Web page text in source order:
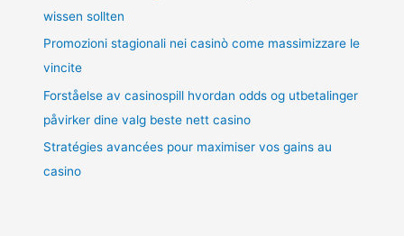
wissen sollten
Promozioni stagionali nei casinò come massimizzare le
vincite
Forståelse av casinospill hvordan odds og utbetalinger
påvirker dine valg beste nett casino
Stratégies avancées pour maximiser vos gains au
casino